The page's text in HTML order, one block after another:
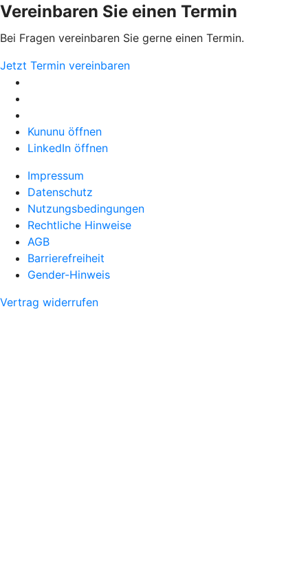
Vereinbaren Sie einen Termin
Bei Fragen vereinbaren Sie gerne einen Termin.
Jetzt Termin vereinbaren
Kununu öffnen
LinkedIn öffnen
Impressum
Datenschutz
Nutzungsbedingungen
Rechtliche Hinweise
AGB
Barrierefreiheit
Gender-Hinweis
Vertrag widerrufen